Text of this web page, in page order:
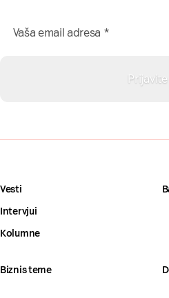
Vesti
Intervjui
Kolumne
Biznis teme